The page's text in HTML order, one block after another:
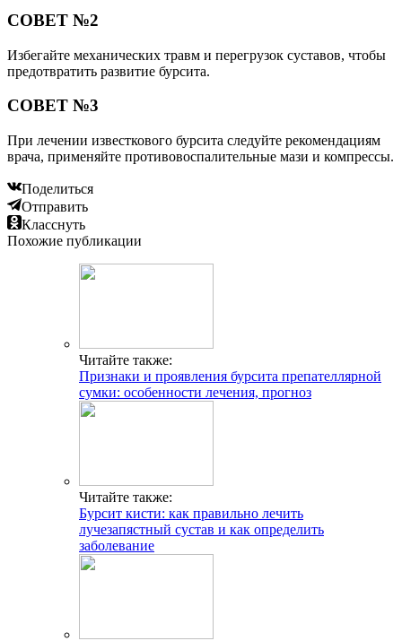
СОВЕТ №2
Избегайте механических травм и перегрузок суставов, чтобы
предотвратить развитие бурсита.
СОВЕТ №3
При лечении известкового бурсита следуйте рекомендациям
врача, применяйте противовоспалительные мази и компрессы.
Поделиться
Отправить
Класснуть
Похожие публикации
Читайте также:
Признаки и проявления бурсита препателлярной
сумки: особенности лечения, прогноз
Читайте также:
Бурсит кисти: как правильно лечить
лучезапястный сустав и как определить
заболевание